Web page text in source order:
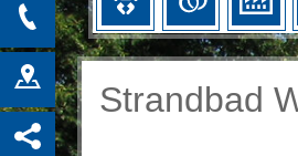
Strandbad